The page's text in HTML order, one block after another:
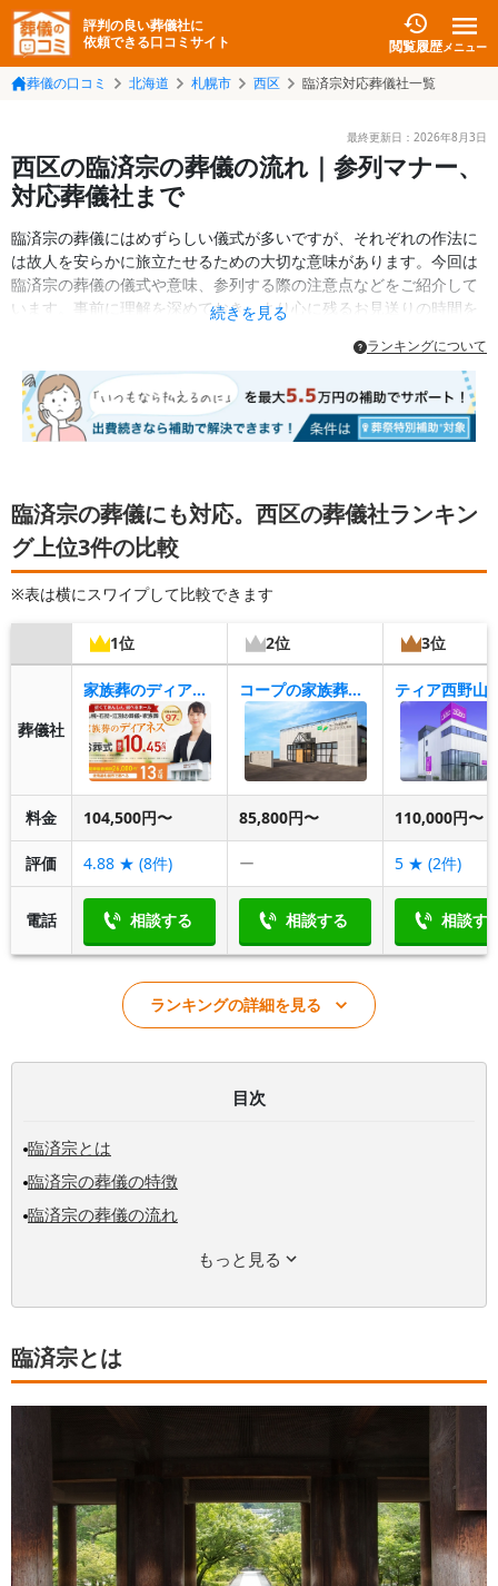
評判の良い葬儀社に
依頼できる口コミサイト
閲覧履歴メニュー
葬儀の口コミ 北海道 札幌市 西区 臨済宗対応葬儀社一覧
最終更新日： 2026年8月3日
西区の臨済宗の葬儀の流れ｜参列マナー、
対応葬儀社まで
臨済宗の葬儀にはめずらしい儀式が多いですが、それぞれの作法に
は故人を安らかに旅立たせるための大切な意味があります。今回は
臨済宗の葬儀の儀式や意味、参列する際の注意点などをご紹介して
います。事前に理解を深めておき、より心に残るお見送りの時間を
続きを見る
ランキングについて
臨済宗の葬儀にも対応。西区の葬儀社ランキン
グ上位3件の比較
※表は横にスワイプして比較できます
1位 2位 3位
葬儀社
家族葬のディアネス 札幌ホール コープの家族葬ウィズハウス発寒 ティア西野山
料金 104,500円〜 85,800円〜 110,000円〜
評価 4.88 ★ (8件) ー 5 ★ (2件)
電話 相談する 相談する 相談す
ランキングの詳細を見る
目次
臨済宗とは
臨済宗の葬儀の特徴
臨済宗の葬儀の流れ
もっと見る
臨済宗とは